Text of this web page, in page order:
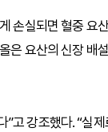
손실되면 혈중 요
은 요산의 신장 배
”고 강조했다. “실